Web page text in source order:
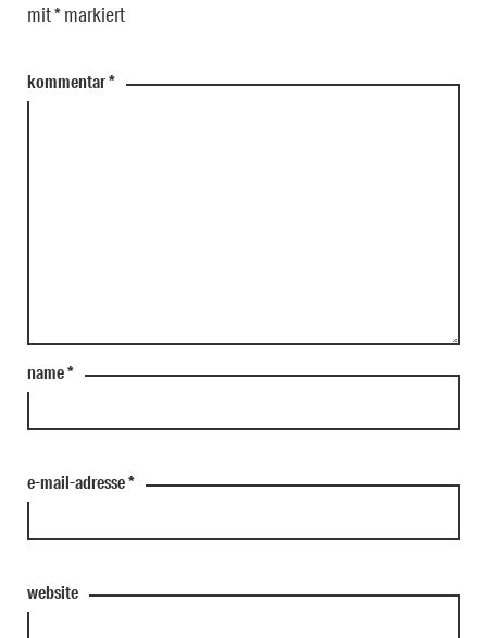
mit*markiert
kommentar*
name*
e-mail-adresse*
website